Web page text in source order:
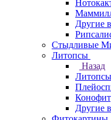
Другие
Стыдливые
Литопсы
Назад
Литопсы
Другие